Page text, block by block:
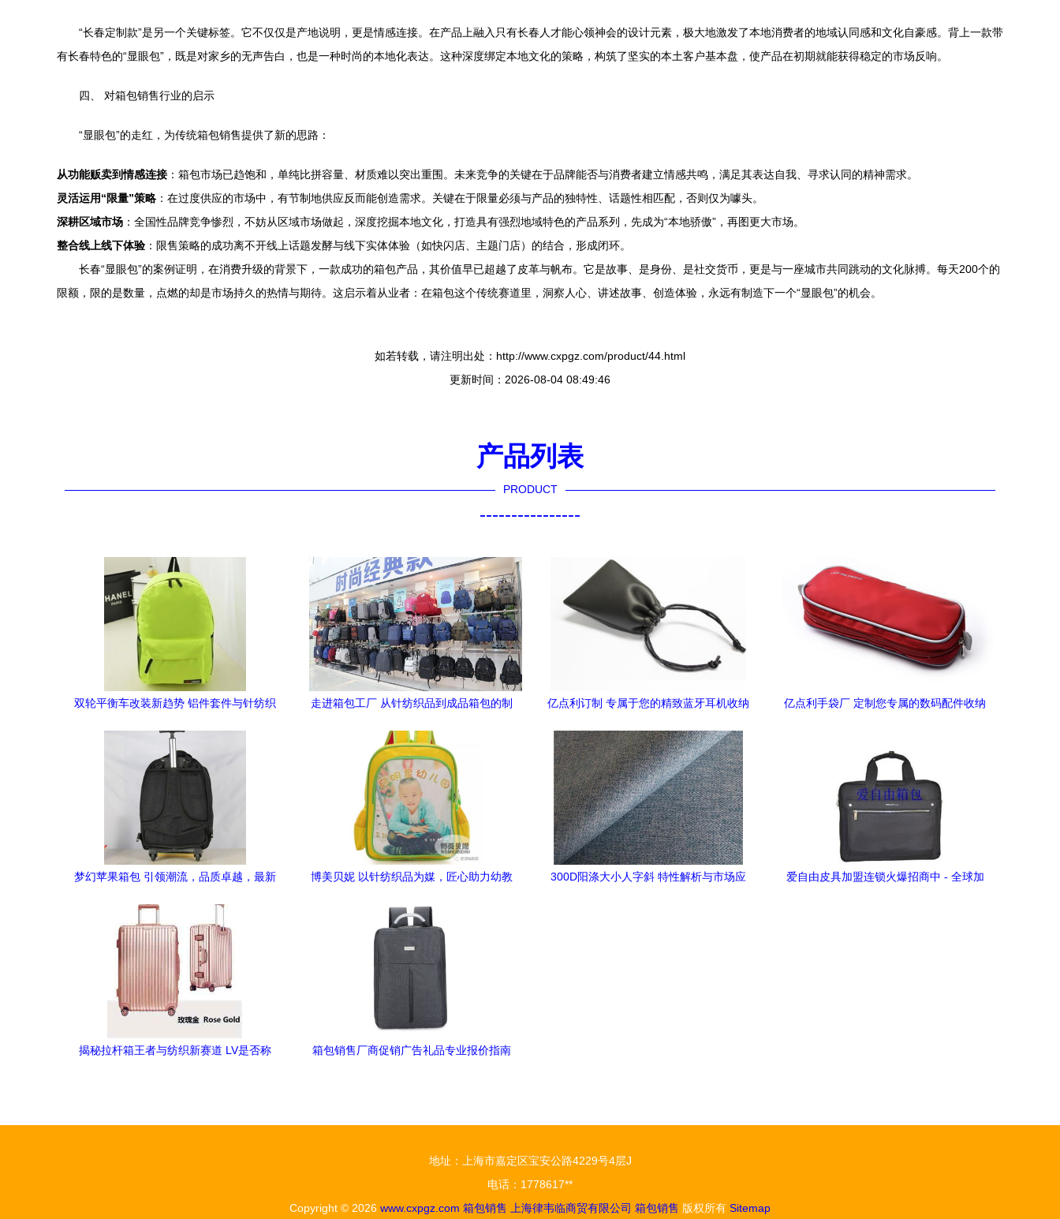
“长春定制款”是另一个关键标签。它不仅仅是产地说明，更是情感连接。在产品上融入只有长春人才能心领神会的设计元素，极大地激发了本地消费者的地域认同感和文化自豪感。背上一款带
有长春特色的“显眼包”，既是对家乡的无声告白，也是一种时尚的本地化表达。这种深度绑定本地文化的策略，构筑了坚实的本土客户基本盘，使产品在初期就能获得稳定的市场反响。
四、 对箱包销售行业的启示
“显眼包”的走红，为传统箱包销售提供了新的思路：
从功能贩卖到情感连接 ：箱包市场已趋饱和，单纯比拼容量、材质难以突出重围。未来竞争的关键在于品牌能否与消费者建立情感共鸣，满足其表达自我、寻求认同的精神需求。
灵活运用“限量”策略 ：在过度供应的市场中，有节制地供应反而能创造需求。关键在于限量必须与产品的独特性、话题性相匹配，否则仅为噱头。
深耕区域市场 ：全国性品牌竞争惨烈，不妨从区域市场做起，深度挖掘本地文化，打造具有强烈地域特色的产品系列，先成为“本地骄傲”，再图更大市场。
整合线上线下体验 ：限售策略的成功离不开线上话题发酵与线下实体体验（如快闪店、主题门店）的结合，形成闭环。
长春“显眼包”的案例证明，在消费升级的背景下，一款成功的箱包产品，其价值早已超越了皮革与帆布。它是故事、是身份、是社交货币，更是与一座城市共同跳动的文化脉搏。每天200个的
限额，限的是数量，点燃的却是市场持久的热情与期待。这启示着从业者：在箱包这个传统赛道里，洞察人心、讲述故事、创造体验，永远有制造下一个“显眼包”的机会。
如若转载，请注明出处：http://www.cxpgz.com/product/44.html
更新时间：2026-08-04 08:49:46
产品列表
PRODUCT
----------------
双轮平衡车改装新趋势 铝件套件与针纺织
走进箱包工厂 从针纺织品到成品箱包的制
亿点利订制 专属于您的精致蓝牙耳机收纳
亿点利手袋厂 定制您专属的数码配件收纳
梦幻苹果箱包 引领潮流，品质卓越，最新
博美贝妮 以针纺织品为媒，匠心助力幼教
幼教展
300D阳涤大小人字斜 特性解析与市场应
爱自由皮具加盟连锁火爆招商中 - 全球加
揭秘拉杆箱王者与纺织新赛道 LV是否称
箱包销售厂商促销广告礼品专业报价指南
地址：上海市嘉定区宝安公路4229号4层J
电话：1778617**
Copyright © 2026 www.cxpgz.com 箱包销售 上海律韦临商贸有限公司 箱包销售 版权所有 Sitemap